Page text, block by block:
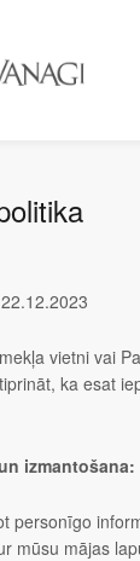
vietni vai
ka esat
izmantošana:
personīgo
mūsu mājas